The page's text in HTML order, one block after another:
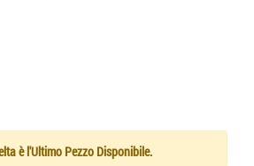
è l'Ultimo Pezzo Disponibile.